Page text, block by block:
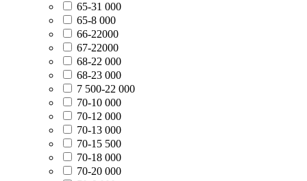
65-31 000
65-8 000
66-22000
67-22000
68-22 000
68-23 000
7 500-22 000
70-10 000
70-12 000
70-13 000
70-15 500
70-18 000
70-20 000